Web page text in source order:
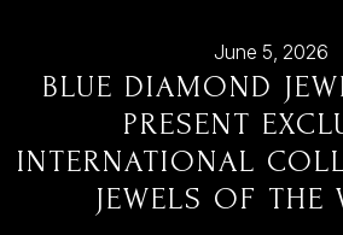
June 5, 2026
BLUE DIAMOND
PRESENT
INTERNATIONAL
JEWELS OF THE